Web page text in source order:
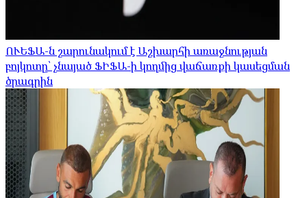
ՈՒԵՖԱ-ն շարունակում է Աշխարհի առաջնության
բոյկոտը՝ չնայած ՖԻՖԱ-ի կողմից վաճառքի կասեցման
ծրագրին